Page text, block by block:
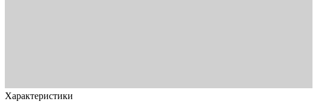
Характеристики